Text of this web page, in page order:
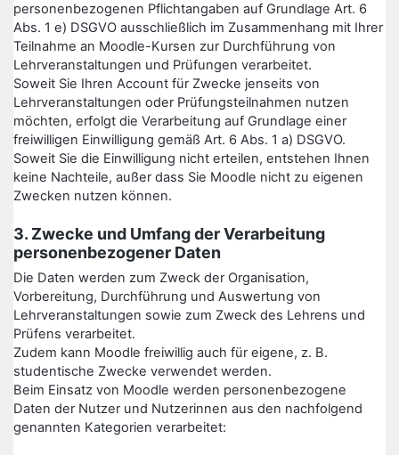
personenbezogenen Pflichtangaben auf Grundlage Art. 6
Abs. 1 e) DSGVO ausschließlich im Zusammenhang mit Ihrer
Teilnahme an Moodle-Kursen zur Durchführung von
Lehrveranstaltungen und Prüfungen verarbeitet.
Soweit Sie Ihren Account für Zwecke jenseits von
Lehrveranstaltungen oder Prüfungsteilnahmen nutzen
möchten, erfolgt die Verarbeitung auf Grundlage einer
freiwilligen Einwilligung gemäß Art. 6 Abs. 1 a) DSGVO.
Soweit Sie die Einwilligung nicht erteilen, entstehen Ihnen
keine Nachteile, außer dass Sie Moodle nicht zu eigenen
Zwecken nutzen können.
3. Zwecke und Umfang der Verarbeitung
personenbezogener Daten
Die Daten werden zum Zweck der Organisation,
Vorbereitung, Durchführung und Auswertung von
Lehrveranstaltungen sowie zum Zweck des Lehrens und
Prüfens verarbeitet.
Zudem kann Moodle freiwillig auch für eigene, z. B.
studentische Zwecke verwendet werden.
Beim Einsatz von Moodle werden personenbezogene
Daten der Nutzer und Nutzerinnen aus den nachfolgend
genannten Kategorien verarbeitet: